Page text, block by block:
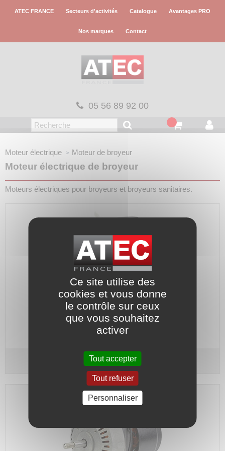
ATEC FRANCE Secteurs d'activités Catalogue Avantages PRO
Nos marques Contact
05 56 89 92 00
Moteur électrique Moteur de broyeur
Moteur électrique de broyeur
Moteurs électriques pour broyeurs et broyeurs sanitaires.
Code article :111171
Prix : 275,80 €HT
Moteur de broyeur monophasé 230 V
Ce site utilise des
cookies et vous donne
le contrôle sur ceux
que vous souhaitez
activer
Tout accepter
Tout refuser
Personnaliser